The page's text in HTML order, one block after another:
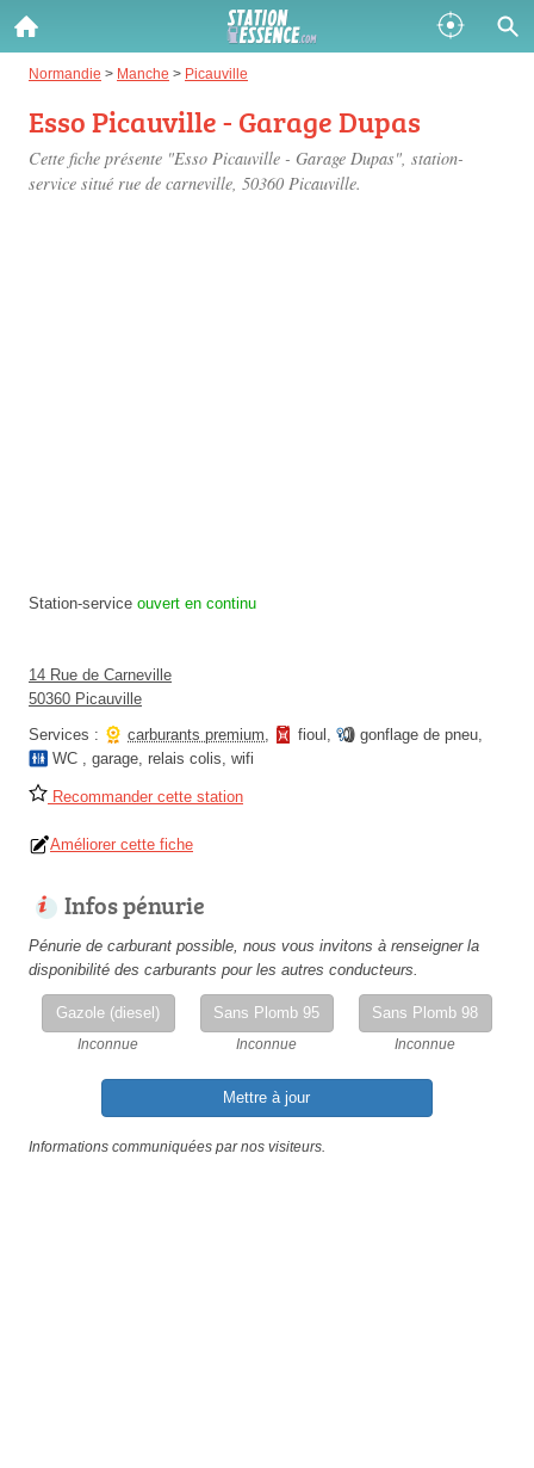
Normandie > Manche > Picauville
Esso Picauville - Garage Dupas
Cette fiche présente "Esso Picauville - Garage Dupas", station-
service situé rue de carneville, 50360 Picauville.
Station-service ouvert en continu
14 Rue de Carneville
50360 Picauville
Services :
carburants premium, fioul , gonflage de pneu,
WC , garage, relais colis, wifi
Recommander cette station
Améliorer cette fiche
Infos pénurie
Pénurie de carburant possible, nous vous invitons à renseigner la
disponibilité des carburants pour les autres conducteurs.
Gazole (diesel)
Inconnue
Sans Plomb 95
Inconnue
Sans Plomb 98
Inconnue
Mettre à jour
Informations communiquées par nos visiteurs.
Gazole :
Disponible Épuisé
SP 98 :